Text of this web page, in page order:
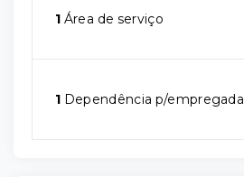
1 Área de serviço
1 Dependência p/empregada